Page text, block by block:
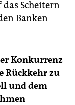
Scheitern
Banken
Konkurrenz
Rückkehr zu
und dem